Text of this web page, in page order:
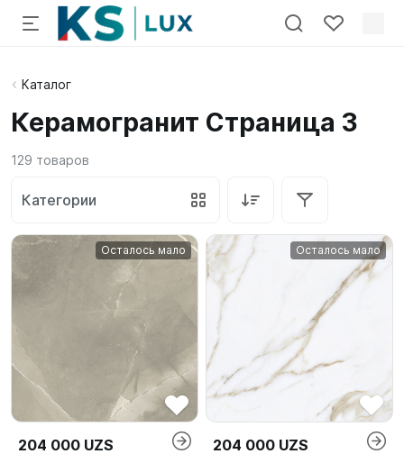
Каталог
Керамогранит Страница 3
129 товаров
Категории
Осталось мало
204 000 UZS
Осталось мало
204 000 UZS